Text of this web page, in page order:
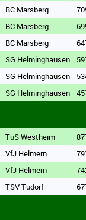
BC Marsberg
BC Marsberg
BC Marsberg
SG Helminghausen
SG Helminghausen
SG Helminghausen
TuS Westheim
VfJ Helmern
VfJ Helmern
TSV Tudorf